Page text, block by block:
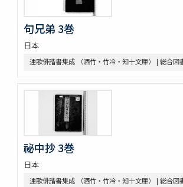
句兄弟 3巻
日本
連歌俳諧書集成 （洒竹・竹冷・知十文庫） | 総合図
祕中抄 3巻
日本
連歌俳諧書集成 （洒竹・竹冷・知十文庫） | 総合図